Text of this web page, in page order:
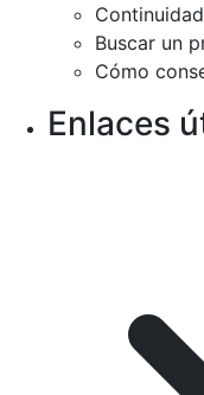
Buscar un
Cómo
Enlaces